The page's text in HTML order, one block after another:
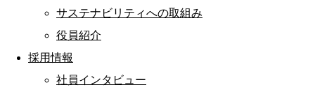
サステナビリティへの取組み
役員紹介
採用情報
社員インタビュー